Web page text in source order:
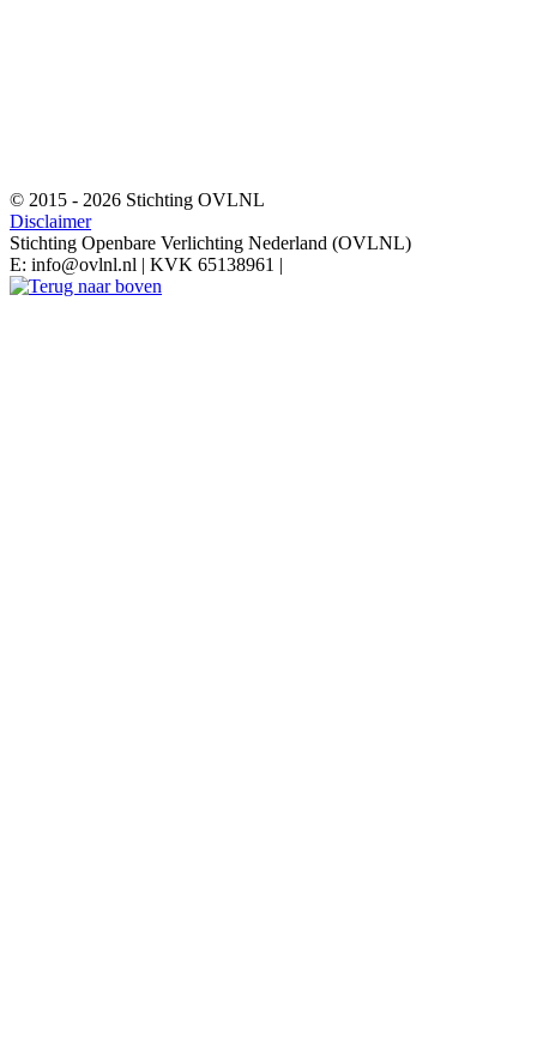
© 2015 - 2026 Stichting OVLNL
Disclaimer
Stichting Openbare Verlichting Nederland (OVLNL)
E: info@ovlnl.nl | KVK 65138961 |